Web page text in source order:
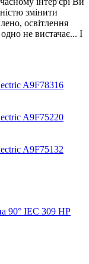
змінити
освітлення
не вистачає... І
A9F78316
A9F75220
A9F75132
90° IEC 309 HP